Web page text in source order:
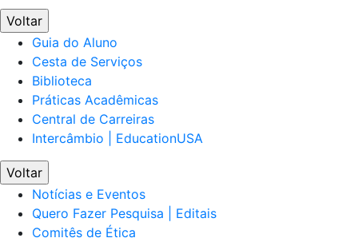
Voltar
Guia do Aluno
Cesta de Serviços
Biblioteca
Práticas Acadêmicas
Central de Carreiras
Intercâmbio | EducationUSA
Voltar
Notícias e Eventos
Quero Fazer Pesquisa | Editais
Comitês de Ética